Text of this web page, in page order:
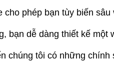
phép bạn tùy biến sâu
bạn dễ dàng thiết kế một
chúng tôi có những chính